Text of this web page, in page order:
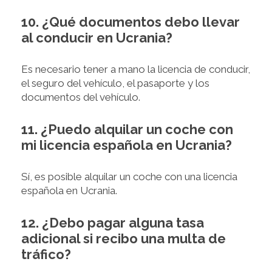
10. ¿Qué documentos debo llevar
al conducir en Ucrania?
Es necesario tener a mano la licencia de conducir,
el seguro del vehículo, el pasaporte y los
documentos del vehículo.
11. ¿Puedo alquilar un coche con
mi licencia española en Ucrania?
Sí, es posible alquilar un coche con una licencia
española en Ucrania.
12. ¿Debo pagar alguna tasa
adicional si recibo una multa de
tráfico?